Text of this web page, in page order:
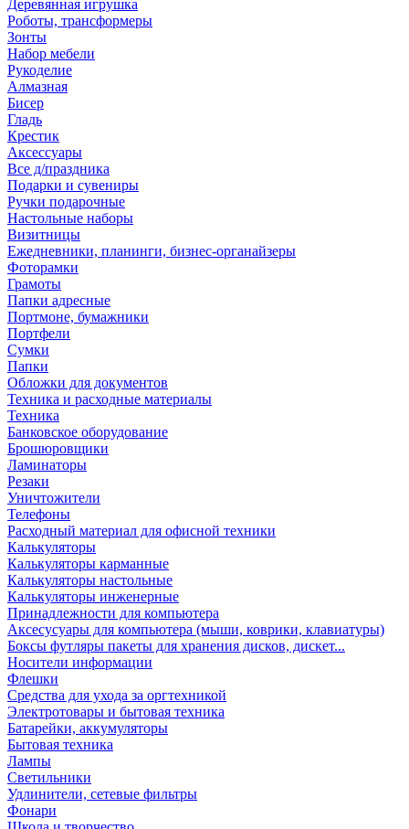
Деревянная игрушка
Роботы, трансформеры
Зонты
Набор мебели
Рукоделие
Алмазная
Бисер
Гладь
Крестик
Аксессуары
Все д/праздника
Подарки и сувениры
Ручки подарочные
Настольные наборы
Визитницы
Ежедневники, планинги, бизнес-органайзеры
Фоторамки
Грамоты
Папки адресные
Портмоне, бумажники
Портфели
Сумки
Папки
Обложки для документов
Техника и расходные материалы
Техника
Банковское оборудование
Брошюровщики
Ламинаторы
Резаки
Уничтожители
Телефоны
Расходный материал для офисной техники
Калькуляторы
Калькуляторы карманные
Калькуляторы настольные
Калькуляторы инженерные
Принадлежности для компьютера
Аксесусуары для компьютера (мыши, коврики, клавиатуры)
Боксы футляры пакеты для хранения дисков, дискет...
Носители информации
Флешки
Средства для ухода за оргтехникой
Электротовары и бытовая техника
Батарейки, аккумуляторы
Бытовая техника
Лампы
Светильники
Удлинители, сетевые фильтры
Фонари